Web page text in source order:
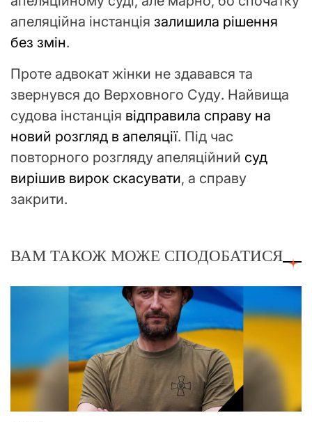
апеляційна інстанція залишила рішення
без змін.
Проте адвокат жінки не здавався та
звернувся до Верховного Суду. Найвища
судова інстанція відправила справу на
новий розгляд в апеляції. Під час
повторного розгляду апеляційний суд
вирішив вирок скасувати, а справу
закрити.
ВАМ ТАКОЖ МОЖЕ СПОДОБАТИСЯ